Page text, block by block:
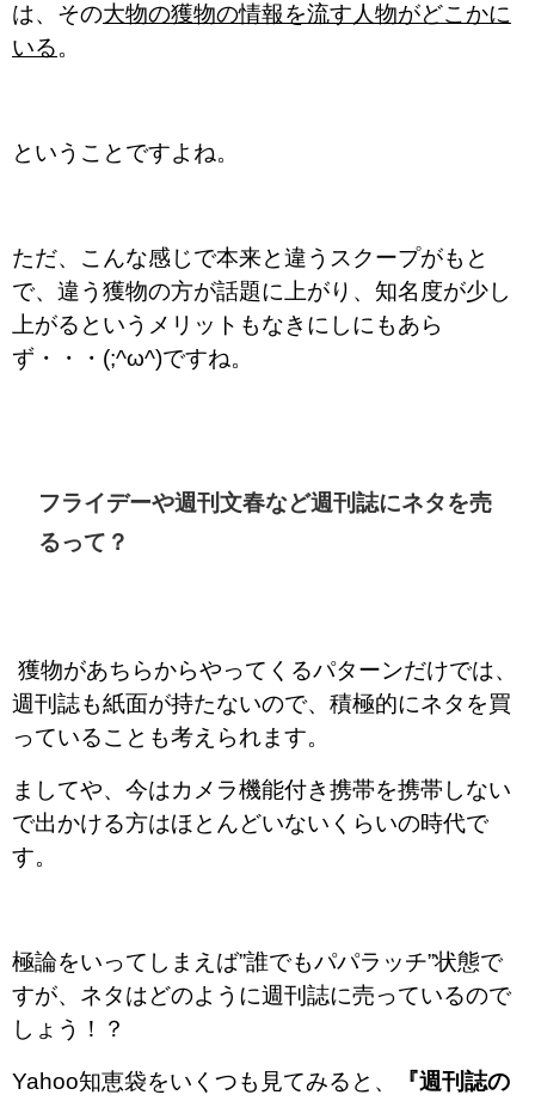
は、その大物の獲物の情報を流す人物がどこかに
いる。
ということですよね。
ただ、こんな感じで本来と違うスクープがもと
で、違う獲物の方が話題に上がり、知名度が少し
上がるというメリットもなきにしにもあら
ず・・・(;^ω^)ですね。
フライデーや週刊文春など週刊誌にネタを売
るって？
獲物があちらからやってくるパターンだけでは、
週刊誌も紙面が持たないので、積極的にネタを買
っていることも考えられます。
ましてや、今はカメラ機能付き携帯を携帯しない
で出かける方はほとんどいないくらいの時代で
す。
極論をいってしまえば”誰でもパパラッチ”状態で
すが、ネタはどのように週刊誌に売っているので
しょう！？
Yahoo知恵袋をいくつも見てみると、
『週刊誌の